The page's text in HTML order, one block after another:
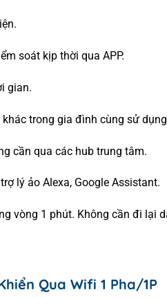
soát kịp thời qua APP.
gian.
trong gia đình cùng sử
cần qua các hub trung tâm.
lý ảo Alexa, Google Assistant.
vòng 1 phút. Không cần đi lại
Qua Wifi 1 Pha/1P